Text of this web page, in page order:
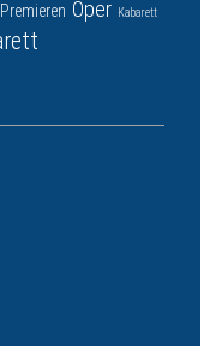
Premieren Oper Kabarett